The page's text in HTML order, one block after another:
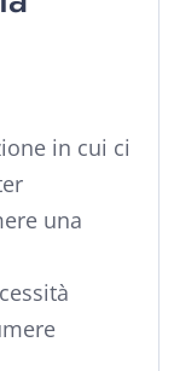
in cui ci
una